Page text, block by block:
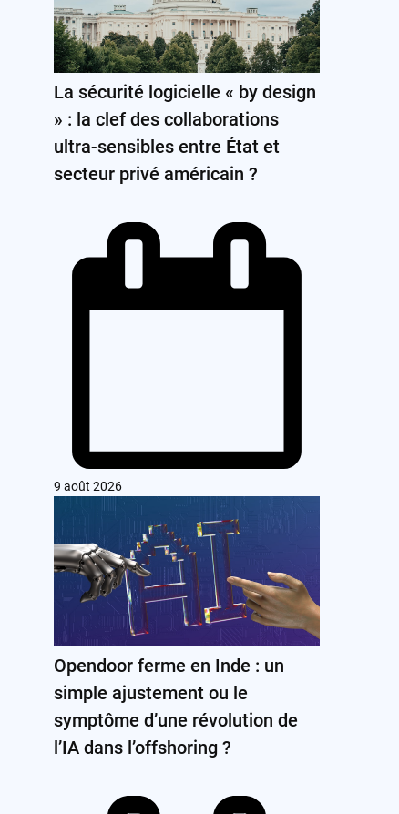
La sécurité logicielle « by design
» : la clef des collaborations
ultra-sensibles entre État et
secteur privé américain ?
9 août 2026
Opendoor ferme en Inde : un
simple ajustement ou le
symptôme d’une révolution de
l’IA dans l’offshoring ?